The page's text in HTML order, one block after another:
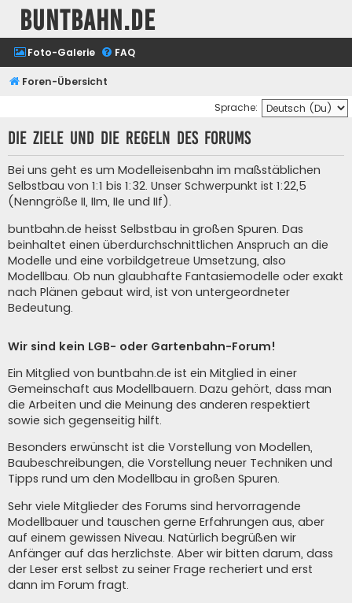
buntbahn.de
Foto-Galerie FAQ
Foren-Übersicht
Sprache:
Die Ziele und die Regeln des Forums
Bei uns geht es um Modelleisenbahn im maßstäblichen
Selbstbau von 1:1 bis 1:32. Unser Schwerpunkt ist 1:22,5
(Nenngröße II, IIm, IIe und IIf).
buntbahn.de heisst Selbstbau in großen Spuren. Das
beinhaltet einen überdurchschnittlichen Anspruch an die
Modelle und eine vorbildgetreue Umsetzung, also
Modellbau. Ob nun glaubhafte Fantasiemodelle oder exakt
nach Plänen gebaut wird, ist von untergeordneter
Bedeutung.
Wir sind kein LGB- oder Gartenbahn-Forum!
Ein Mitglied von buntbahn.de ist ein Mitglied in einer
Gemeinschaft aus Modellbauern. Dazu gehört, dass man
die Arbeiten und die Meinung des anderen respektiert
sowie sich gegenseitig hilft.
Besonders erwünscht ist die Vorstellung von Modellen,
Baubeschreibungen, die Vorstellung neuer Techniken und
Tipps rund um den Modellbau in großen Spuren.
Sehr viele Mitglieder des Forums sind hervorragende
Modellbauer und tauschen gerne Erfahrungen aus, aber
auf einem gewissen Niveau. Natürlich begrüßen wir
Anfänger auf das herzlichste. Aber wir bitten darum, dass
der Leser erst selbst zu seiner Frage recheriert und erst
dann im Forum fragt.